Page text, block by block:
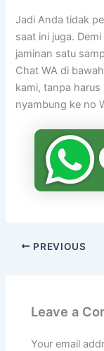
Jadi Anda tidak
saat ini juga.
jaminan satu
Chat WA di
kami, tanpa
nyambung ke no
PREVIOUS
Leave a
Your email